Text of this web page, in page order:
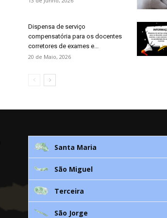
Dispensa de serviço
compensatória para os docentes
corretores de exames e...
20 de Maio, 2026
Santa Maria
Rua 3. Leandres Chaves, 12C
296 882 118
São Miguel
Av. D. João lll, bloco A, nº10 – 3º
Terceira
São Jorge